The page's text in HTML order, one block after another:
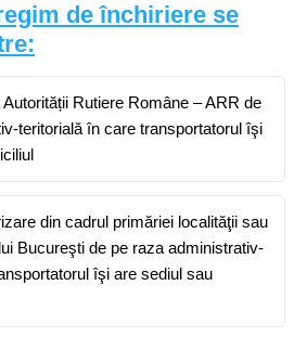
de închiriere se
Rutiere Române – ARR de
teritorială în care transportatorul îşi
din cadrul primăriei localităţii sau
Bucureşti de pe raza administrativ-
îşi are sediul sau